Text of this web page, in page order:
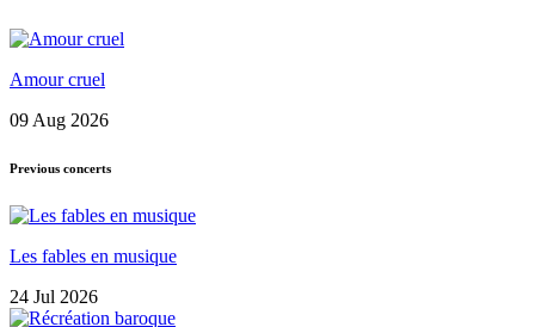
Amour cruel
09 Aug 2026
Previous concerts
Les fables en musique
24 Jul 2026